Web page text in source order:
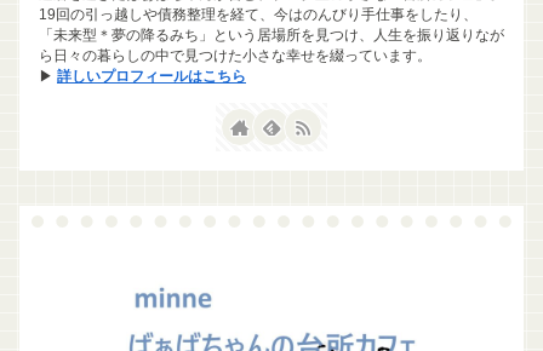
19回の引っ越しや債務整理を経て、今はのんびり手仕事をしたり、
「未来型＊夢の降るみち」という居場所を見つけ、人生を振り返りなが
ら日々の暮らしの中で見つけた小さな幸せを綴っています。
▶ 詳しいプロフィールはこちら